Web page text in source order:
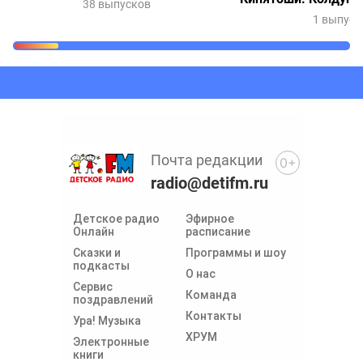
38 выпусков
1 выпуск
Детское радио
Онлайн
Сказки и
подкасты
Сервис
поздравлений
Ура! Музыка
Электронные
книги
Эфирное
расписание
Программы и шоу
О нас
Команда
Контакты
ХРУМ
Почта редакции
radio@detifm.ru
0+